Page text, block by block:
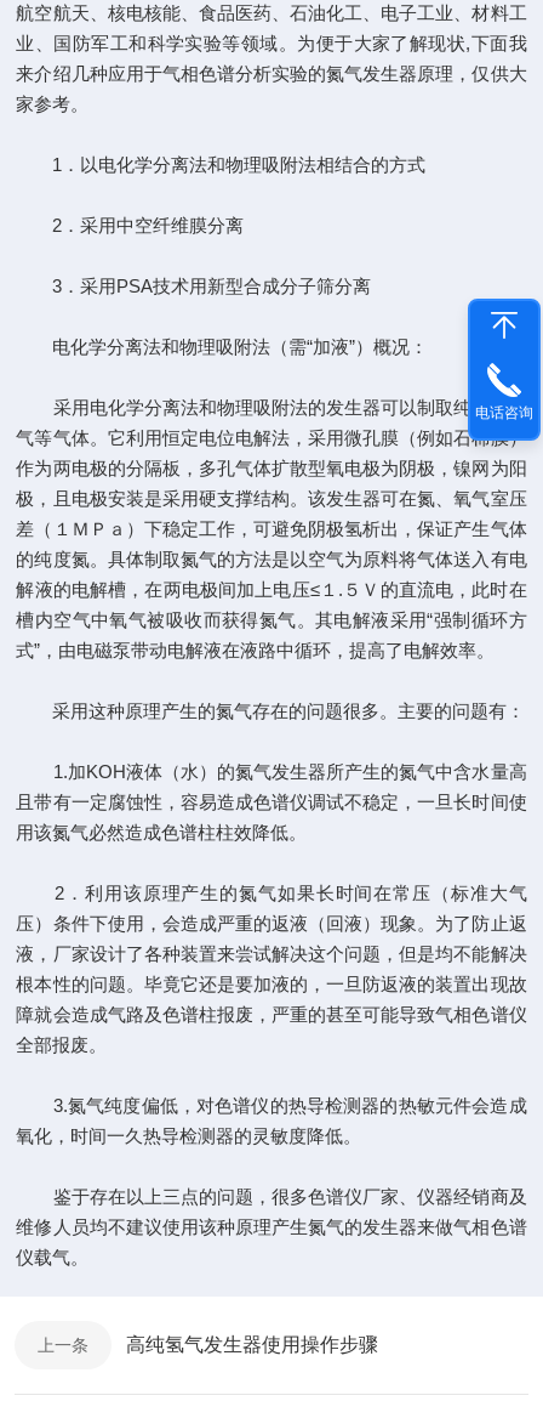
航空航天、核电核能、食品医药、石油化工、电子工业、材料工
业、国防军工和科学实验等领域。为便于大家了解现状,下面我
来介绍几种应用于气相色谱分析实验的氮气发生器原理，仅供大
家参考。
1．以电化学分离法和物理吸附法相结合的方式
2．采用中空纤维膜分离
3．采用PSA技术用新型合成分子筛分离
电化学分离法和物理吸附法（需“加液”）概况：
采用电化学分离法和物理吸附法的发生器可以制取纯氮、氧
气等气体。它利用恒定电位电解法，采用微孔膜（例如石棉膜）
作为两电极的分隔板，多孔气体扩散型氧电极为阴极，镍网为阳
极，且电极安装是采用硬支撑结构。该发生器可在氮、氧气室压
差（１ＭＰａ）下稳定工作，可避免阴极氢析出，保证产生气体
的纯度氮。具体制取氮气的方法是以空气为原料将气体送入有电
解液的电解槽，在两电极间加上电压≤１.５Ｖ的直流电，此时在
槽内空气中氧气被吸收而获得氮气。其电解液采用“强制循环方
式”，由电磁泵带动电解液在液路中循环，提高了电解效率。
采用这种原理产生的氮气存在的问题很多。主要的问题有：
1.加KOH液体（水）的氮气发生器所产生的氮气中含水量高
且带有一定腐蚀性，容易造成色谱仪调试不稳定，一旦长时间使
用该氮气必然造成色谱柱柱效降低。
2．利用该原理产生的氮气如果长时间在常压（标准大气
压）条件下使用，会造成严重的返液（回液）现象。为了防止返
液，厂家设计了各种装置来尝试解决这个问题，但是均不能解决
根本性的问题。毕竟它还是要加液的，一旦防返液的装置出现故
障就会造成气路及色谱柱报废，严重的甚至可能导致气相色谱仪
全部报废。
3.氮气纯度偏低，对色谱仪的热导检测器的热敏元件会造成
氧化，时间一久热导检测器的灵敏度降低。
鉴于存在以上三点的问题，很多色谱仪厂家、仪器经销商及
维修人员均不建议使用该种原理产生氮气的发生器来做气相色谱
仪载气。
上一条 高纯氢气发生器使用操作步骤
电话咨询